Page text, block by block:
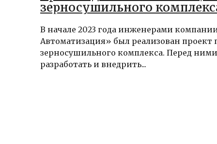
зерносушильного
В начале 2023 года инженерами
Автоматизация» был реализован проект
зерносушильного комплекса. Перед ними
разработать и внедрить...